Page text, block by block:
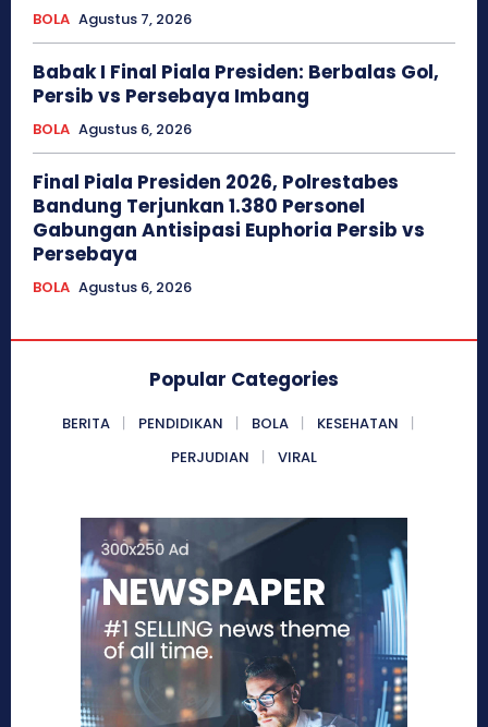
BOLA Agustus 7, 2026
Babak I Final Piala Presiden: Berbalas Gol,
Persib vs Persebaya Imbang
BOLA Agustus 6, 2026
Final Piala Presiden 2026, Polrestabes
Bandung Terjunkan 1.380 Personel
Gabungan Antisipasi Euphoria Persib vs
Persebaya
BOLA Agustus 6, 2026
Popular Categories
BERITA PENDIDIKAN BOLA
KESEHATAN
PERJUDIAN
VIRAL